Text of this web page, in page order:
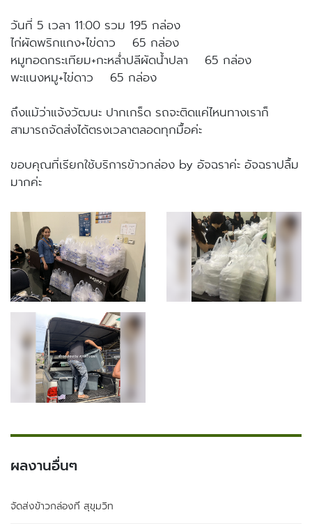
วันที่ 5 เวลา 11:00 รวม 195 กล่อง
ไก่ผัดพริกแกง+ไข่ดาว 65 กล่อง
หมูทอดกระเทียม+กะหล่ำปลีผัดน้ำปลา 65 กล่อง
พะแนงหมู+ไข่ดาว 65 กล่อง
ถึงแม้ว่าแจ้งวัฒนะ ปากเกร็ด รถจะติดแค่ไหนทางเราก็
สามารถจัดส่งได้ตรงเวลาตลอดทุกมื้อค่ะ
ขอบคุณที่เรียกใช้บริการข้าวกล่อง by อัจฉราค่ะ อัจฉราปลื้ม
มากค่ะ
ผลงานอื่นๆ
จัดส่งข้าวกล่องที่ สุขุมวิท